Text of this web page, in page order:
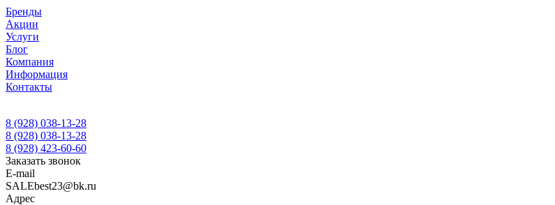
Бренды
Акции
Услуги
Блог
Компания
Информация
Контакты
8 (928) 038-13-28
8 (928) 038-13-28
8 (928) 423-60-60
Заказать звонок
E-mail
SALEbest23@bk.ru
Адрес